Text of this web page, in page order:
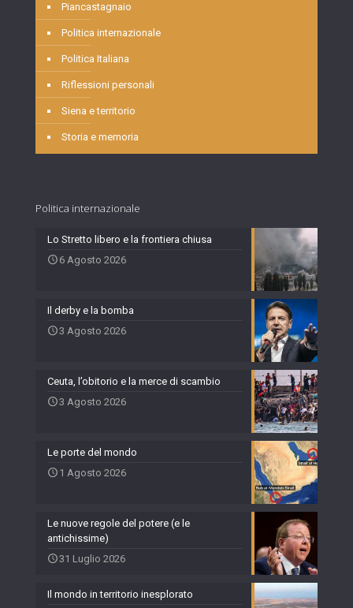
Piancastagnaio
Politica internazionale
Politica Italiana
Riflessioni personali
Siena e territorio
Storia e memoria
Politica internazionale
Lo Stretto libero e la frontiera chiusa
6 Agosto 2026
Il derby e la bomba
3 Agosto 2026
Ceuta, l’obitorio e la merce di scambio
3 Agosto 2026
Le porte del mondo
1 Agosto 2026
Le nuove regole del potere (e le
antichissime)
31 Luglio 2026
Il mondo in territorio inesplorato